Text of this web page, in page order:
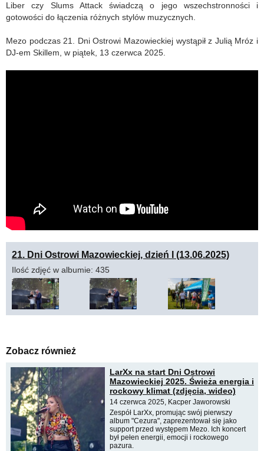
Liber czy Slums Attack świadczą o jego wszechstronności i
gotowości do łączenia różnych stylów muzycznych.
Mezo podczas 21. Dni Ostrowi Mazowieckiej wystąpił z Julią Mróz i
DJ-em Skillem, w piątek, 13 czerwca 2025.
21. Dni Ostrowi Mazowieckiej, dzień I (13.06.2025)
Ilość zdjęć w albumie: 435
Zobacz również
LarXx na start Dni Ostrowi
Mazowieckiej 2025. Świeża energia i
rockowy klimat (zdjęcia, wideo)
14 czerwca 2025, Kacper Jaworowski
Zespół LarXx, promując swój pierwszy
album "Cezura", zaprezentował się jako
support przed występem Mezo. Ich koncert
był pełen energii, emocji i rockowego
pazura.